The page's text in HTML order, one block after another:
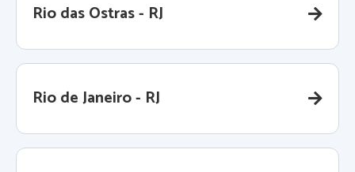
Rio das Ostras - RJ
Rio de Janeiro - RJ